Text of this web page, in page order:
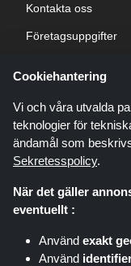
Kontakta oss
Företagsuppgifter
Shoppingspout.com/
personal är inte
Cookiehantering
Vi och våra utvalda
teknologier för
ändamål som
Sekretesspolicy.
När det gäller
eventuellt :
Använd exakt
Använd